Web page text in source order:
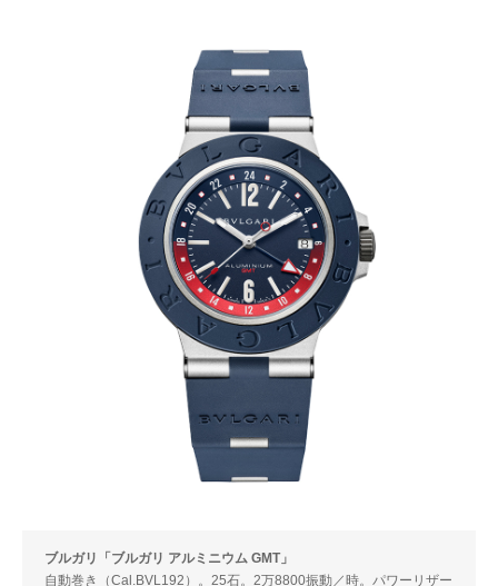
ブルガリ「ブルガリ アルミニウム GMT」
自動巻き（Cal.BVL192）。25石。2万8800振動／時。パワーリザー